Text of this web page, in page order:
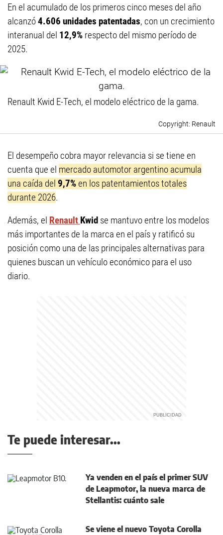
En el acumulado de los primeros cinco meses del año
alcanzó4.606 unidades patentadas, con un crecimiento
interanual del 12,9% respecto del mismo período de
2025.
Renault Kwid E-Tech, el modelo eléctrico de la gama.
Renault
El desempeño cobra mayor relevancia si se tiene en
cuenta que el mercado automotor argentino acumula
una caída del 9,7%en los patentamientos totales
durante 2026.
Además, el Renault Kwid se mantuvo entre los modelos
más importantes de la marca en el país y ratificó su
posición como una de las principales alternativas para
quienes buscan un vehículo económico para el uso
diario.
Te puede interesar...
Ya venden en el país el primer SUV
de Leapmotor, la nueva marca de
Stellantis: cuánto sale
Se viene el nuevo Toyota Corolla